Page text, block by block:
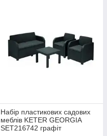
Набір пластикових садових
меблів KETER GEORGIA
SET216742 графіт